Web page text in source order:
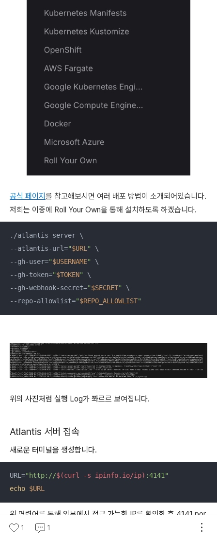
공식 페이지를 참고해보시면 여러 배포 방법이 소개되어있습니다.
저희는 이중에 Roll Your Own을 통해 설치하도록 하겠습니다.
./atlantis server \
--atlantis-url="$URL "
\
--gh-user="$USERNAME"
\
--gh-token="$TOKEN"
\
--gh-webhook-secret="$SECRET"
\
--repo-allowlist="$REPO_ALLOWLIST"
위의 사진처럼 실행 Log가 쫘르르 보여집니다.
Atlantis 서버 접속
새로운 터미널을 생성합니다.
URL="http://$(curl -s ipinfo.io/ip) :4141"
echo $URL
위 명령어를 통해 외부에서 접근 가능한 IP를 확인한 후 4141 por
t를 붙여서 URL 변수로 지정한 후 해당 URL로 브라우저에서 접
1 1